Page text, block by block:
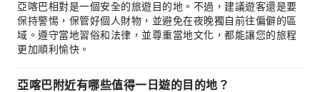
亞喀巴相對是一個安全的旅遊目的地。不過，建議遊客還是要
保持警惕，保管好個人財物，並避免在夜晚獨自前往偏僻的區
域。遵守當地習俗和法律，並尊重當地文化，都能讓您的旅程
更加順利愉快。
亞喀巴附近有哪些值得一日遊的目的地？